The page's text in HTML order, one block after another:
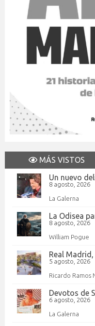
MÁS VISTOS
Un nuevo
8 agosto, 2026
La Galerna
La Odisea
8 agosto, 2026
William Pogue
Real
5 agosto, 2026
Ricardo Ramos
Devotos de
6 agosto, 2026
La Galerna